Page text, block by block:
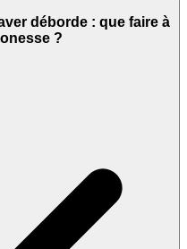
déborde : que faire à
?